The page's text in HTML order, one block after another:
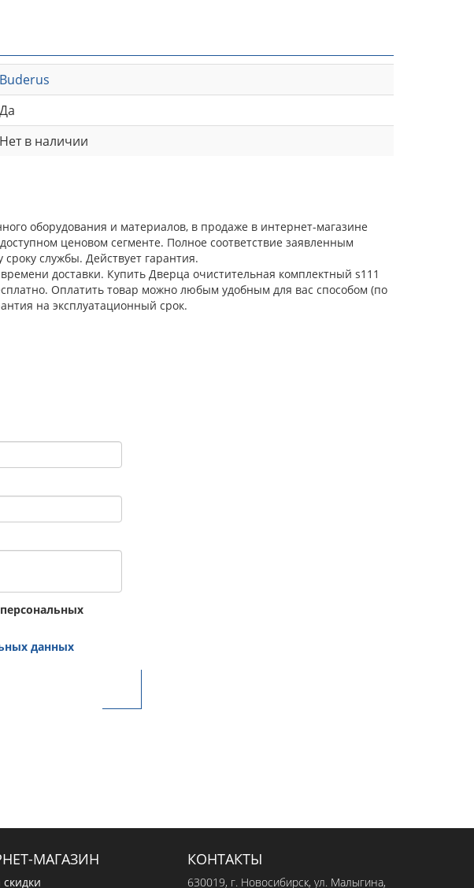
Buderus
Да
Нет в наличии
оборудования и материалов, в продаже в интернет-магазине
ценовом сегменте. Полное соответствие заявленным
службы. Действует гарантия.
доставки. Купить Дверца очистительная комплектный s111
Оплатить товар можно любым удобным для вас способом (по
на эксплуатационный срок.
данных
МАГАЗИН КОНТАКТЫ
630019, г. Новосибирск, ул. Малыгина,